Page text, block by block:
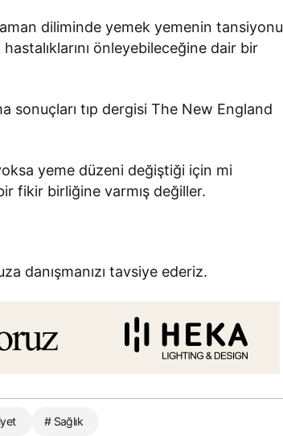
diliminde yemek yemenin tansiyonu
önleyebileceğine dair bir
sonuçları tıp dergisi The New England
yeme düzeni değiştiği için mi
fikir birliğine varmış değiller.
danışmanızı tavsiye ederiz.
# Sağlık